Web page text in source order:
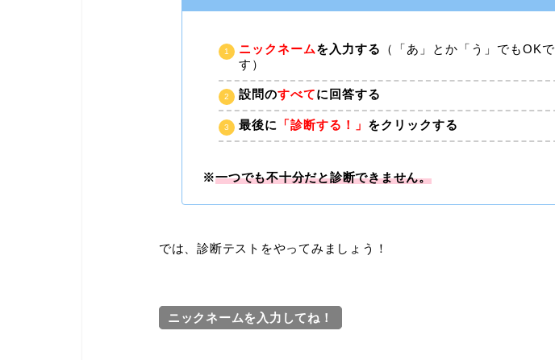
ニックネームを入力する
（「あ」とか「う」でもOKで
す）
設問のすべてに回答する
最後に 「診断する！」 をクリックする
※一つでも不十分だと診断できません。
では、診断テストをやってみましょう！
ニックネームを入力してね！